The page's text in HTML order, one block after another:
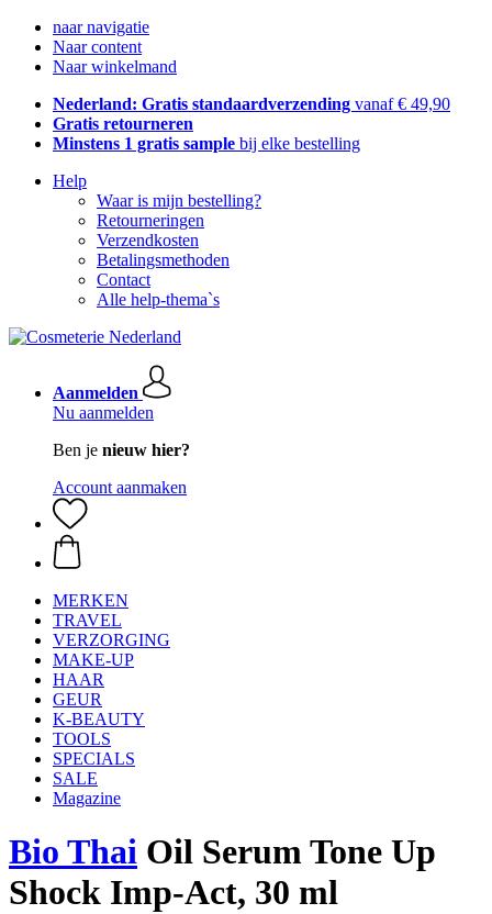
naar navigatie
Naar content
Naar winkelmand
Nederland: Gratis standaardverzending vanaf € 49,90
Gratis retourneren
Minstens 1 gratis sample bij elke bestelling
Help
Waar is mijn bestelling?
Retourneringen
Verzendkosten
Betalingsmethoden
Contact
Alle help-thema`s
Aanmelden
Nu aanmelden
Ben je nieuw hier?
Account aanmaken
MERKEN
TRAVEL
VERZORGING
MAKE-UP
HAAR
GEUR
K-BEAUTY
TOOLS
SPECIALS
SALE
Magazine
Bio Thai Oil Serum Tone Up
Shock Imp-Act, 30 ml